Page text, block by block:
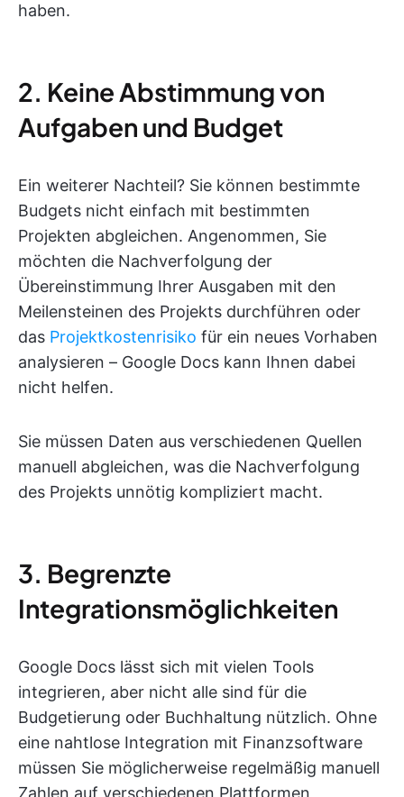
haben.
2. Keine Abstimmung von
Aufgaben und Budget
Ein weiterer Nachteil? Sie können bestimmte
Budgets nicht einfach mit bestimmten
Projekten abgleichen. Angenommen, Sie
möchten die Nachverfolgung der
Übereinstimmung Ihrer Ausgaben mit den
Meilensteinen des Projekts durchführen oder
das Projektkostenrisiko für ein neues Vorhaben
analysieren – Google Docs kann Ihnen dabei
nicht helfen.
Sie müssen Daten aus verschiedenen Quellen
manuell abgleichen, was die Nachverfolgung
des Projekts unnötig kompliziert macht.
3. Begrenzte
Integrationsmöglichkeiten
Google Docs lässt sich mit vielen Tools
integrieren, aber nicht alle sind für die
Budgetierung oder Buchhaltung nützlich. Ohne
eine nahtlose Integration mit Finanzsoftware
müssen Sie möglicherweise regelmäßig manuell
Zahlen auf verschiedenen Plattformen